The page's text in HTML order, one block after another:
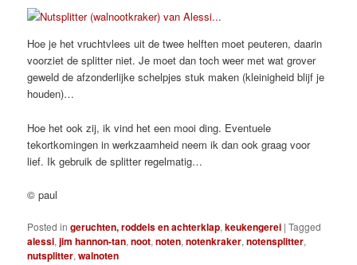
Hoe je het vruchtvlees uit de twee helften moet peuteren, daarin
voorziet de splitter niet. Je moet dan toch weer met wat grover
geweld de afzonderlijke schelpjes stuk maken (kleinigheid blijf je
houden)…
Hoe het ook zij, ik vind het een mooi ding. Eventuele
tekortkomingen in werkzaamheid neem ik dan ook graag voor
lief. Ik gebruik de splitter regelmatig…
© paul
Posted in geruchten, roddels en achterklap,keukengerei |Tagged
alessi,jim hannon-tan,noot,noten,notenkraker,notensplitter,
nutsplitter,walnoten